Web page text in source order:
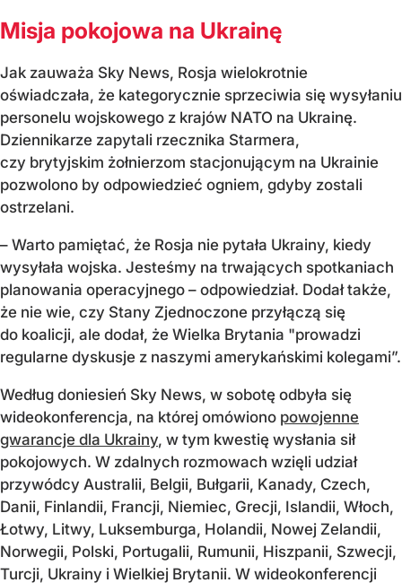
Misja pokojowa na Ukrainę
Jak zauważa Sky News, Rosja wielokrotnie
oświadczała, że kategorycznie sprzeciwia się wysyłaniu
personelu wojskowego z krajów NATO na Ukrainę.
Dziennikarze zapytali rzecznika Starmera,
czy brytyjskim żołnierzom stacjonującym na Ukrainie
pozwolono by odpowiedzieć ogniem, gdyby zostali
ostrzelani.
– Warto pamiętać, że Rosja nie pytała Ukrainy, kiedy
wysyłała wojska. Jesteśmy na trwających spotkaniach
planowania operacyjnego – odpowiedział. Dodał także,
że nie wie, czy Stany Zjednoczone przyłączą się
do koalicji, ale dodał, że Wielka Brytania "prowadzi
regularne dyskusje z naszymi amerykańskimi kolegami”.
Według doniesień Sky News, w sobotę odbyła się
wideokonferencja, na której omówiono powojenne
gwarancje dla Ukrainy, w tym kwestię wysłania sił
pokojowych. W zdalnych rozmowach wzięli udział
przywódcy Australii, Belgii, Bułgarii, Kanady, Czech,
Danii, Finlandii, Francji, Niemiec, Grecji, Islandii, Włoch,
Łotwy, Litwy, Luksemburga, Holandii, Nowej Zelandii,
Norwegii, Polski, Portugalii, Rumunii, Hiszpanii, Szwecji,
Turcji, Ukrainy i Wielkiej Brytanii. W wideokonferencji